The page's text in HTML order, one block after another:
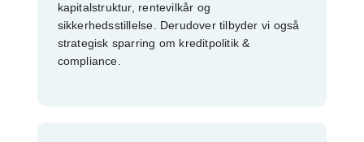
kapitalstruktur, rentevilkår og
sikkerhedsstillelse. Derudover tilbyder vi også
strategisk sparring om kreditpolitik &
compliance.